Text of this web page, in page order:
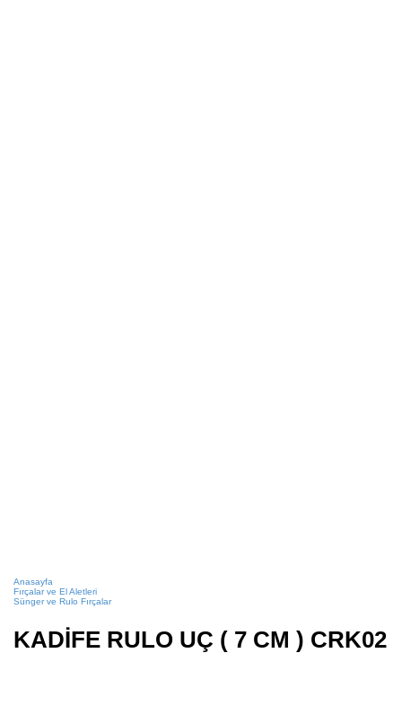
Anasayfa
Fırçalar ve El Aletleri
Sünger ve Rulo Fırçalar
KADİFE RULO UÇ ( 7 CM ) CRK02